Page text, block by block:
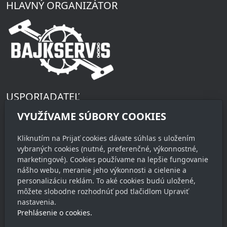
HLAVNÝ ORGANIZÁTOR
USPORIADATEĽ
Občianske združenie Maratón
900 33 Marianka
KONTAKT
riaditeľ pretekov
Juraj Jánošík
info@stupavskymaraton.sk
VYUŽÍVAME SÚBORY COOKIES
Kliknutím na Prijať cookies dávate súhlas s uložením
vybraných cookies (nutné, preferenčné, výkonnostné,
marketingové). Cookies používame na lepšie fungovanie
nášho webu, meranie jeho výkonnosti a cielenie a
personalizáciu reklám. To aké cookies budú uložené,
môžete slobodne rozhodnúť pod tlačidlom Upraviť
nastavenia.
Prehlásenie o cookies.